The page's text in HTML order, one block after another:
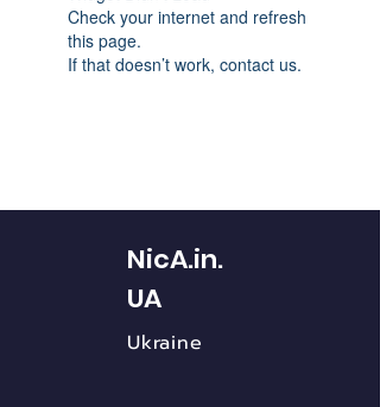
Check your internet and refresh
this page.
If that doesn’t work, contact us.
NicA.in.
UA
Ukraine